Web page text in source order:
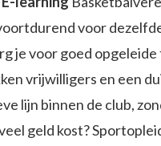
voor
je voor goed
vrijwilligers en een
lijn binnen de club,
geld kost?